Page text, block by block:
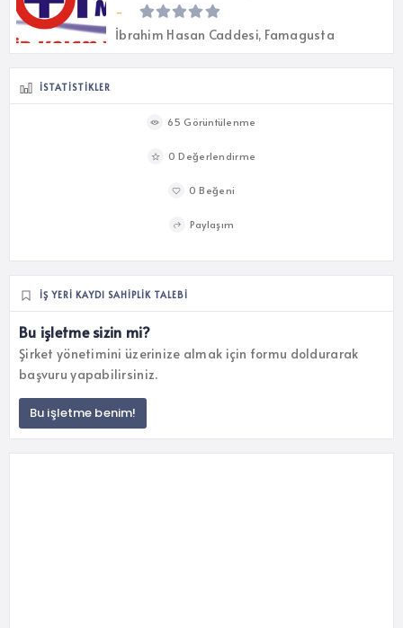
-
İbrahim Hasan Caddesi, Famagusta
İSTATISTIKLER
65 Görüntülenme
0 Değerlendirme
0 Beğeni
Paylaşım
İŞ YERI KAYDI SAHIPLIK TALEBI
Bu işletme sizin mi?
Şirket yönetimini üzerinize almak için formu doldurarak
başvuru yapabilirsiniz.
Bu işletme benim!